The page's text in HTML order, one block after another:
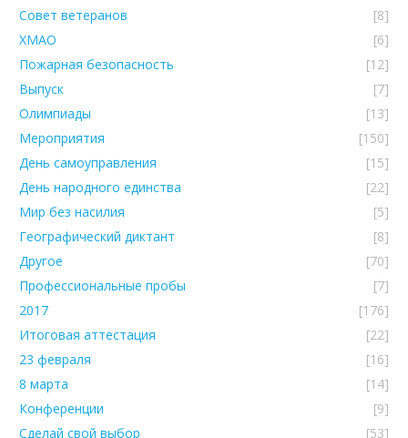
Совет ветеранов
[8]
ХМАО
[6]
Пожарная безопасность
[12]
Выпуск
[7]
Олимпиады
[13]
Мероприятия
[150]
День самоуправления
[15]
День народного единства
[22]
Мир без насилия
[5]
Географический диктант
[8]
Другое
[70]
Профессиональные пробы
[7]
2017
[176]
Итоговая аттестация
[22]
23 февраля
[16]
8 марта
[14]
Конференции
[9]
Сделай свой выбор
[53]